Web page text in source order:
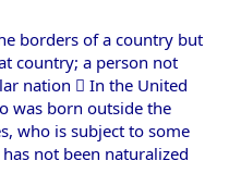
borders of a country but
country; a person not
nation  In the United
was born outside the
who is subject to some
not been naturalized